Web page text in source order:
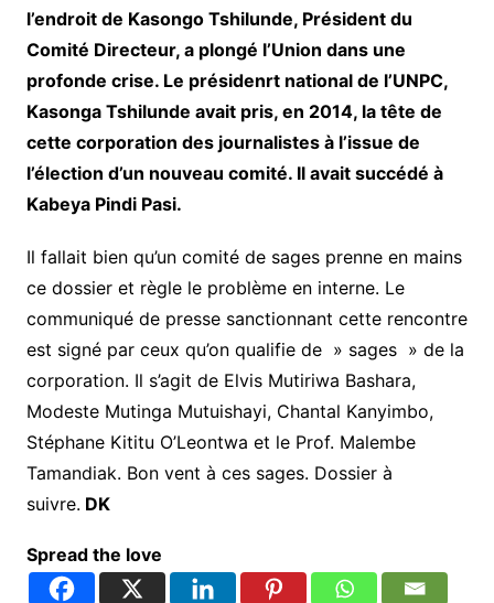
l’endroit de Kasongo Tshilunde, Président du
Comité Directeur, a plongé l’Union dans une
profonde crise. Le présidenrt national de l’UNPC,
Kasonga Tshilunde avait pris, en 2014, la tête de
cette corporation des journalistes à l’issue de
l’élection d’un nouveau comité. Il avait succédé à
Kabeya Pindi Pasi.
Il fallait bien qu’un comité de sages prenne en mains
ce dossier et règle le problème en interne. Le
communiqué de presse sanctionnant cette rencontre
est signé par ceux qu’on qualifie de » sages » de la
corporation. Il s’agit de Elvis Mutiriwa Bashara,
Modeste Mutinga Mutuishayi, Chantal Kanyimbo,
Stéphane Kititu O’Leontwa et le Prof. Malembe
Tamandiak. Bon vent à ces sages. Dossier à
suivre. DK
Spread the love